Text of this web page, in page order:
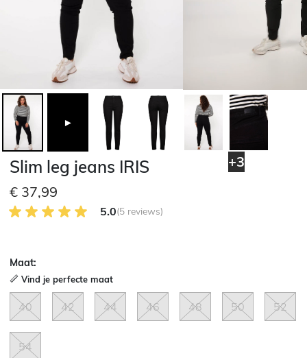
►
+3
Slim leg jeans IRIS
€ 37,99
5.0 van 5 Klantenbeoordeling
5.0(5 reviews)
Maat:
Vind je perfecte maat
40 42 44 46 48 50 52
54